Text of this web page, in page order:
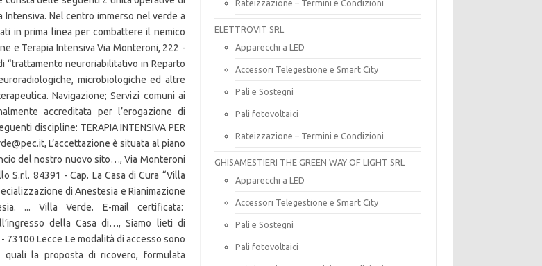
Rateizzazione – Termini e Condizioni
ELETTROVIT SRL
Apparecchi a LED
Accessori Telegestione e Smart City
Pali e Sostegni
Pali fotovoltaici
Rateizzazione – Termini e Condizioni
GHISAMESTIERI THE GREEN WAY OF LIGHT SRL
Apparecchi a LED
Accessori Telegestione e Smart City
Pali e Sostegni
Pali fotovoltaici